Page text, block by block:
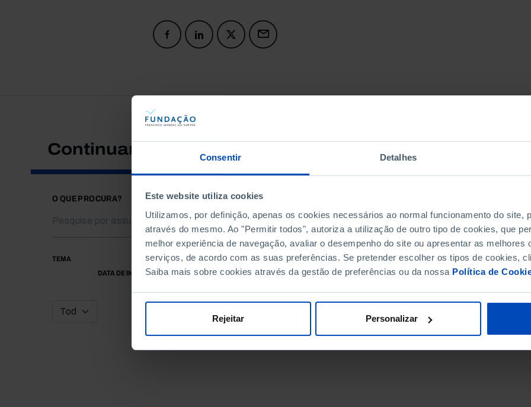
Consentir Detalhes
Este website utiliza cookies
Utilizamos, por definição, apenas os cookies necessários ao normal funcionamento do site,
através do mesmo. Ao "Permitir todos", autoriza a utilização de outro tipo de cookies, que
melhor experiência de navegação, avaliar o desempenho do site ou apresentar as melhores
serviços, de acordo com as suas preferências. Se pretender escolher os tipos de cookies,
Saiba mais sobre cookies através da gestão de preferências ou da nossa Política de
Rejeitar Personalizar
Continuar a pesquisar
O QUE PROCURA?
TEMA
DATA DE INÍCIO
DATA DE FIM